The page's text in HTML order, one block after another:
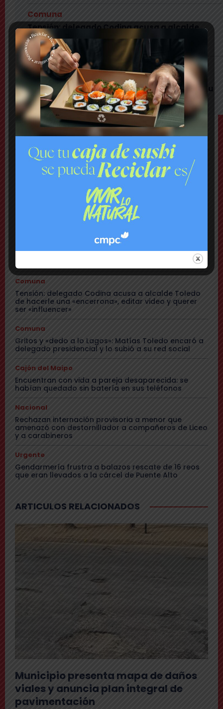
Comuna
Tensión: delegado Codina acusa a alcalde
Toledo de hacerle una «encerrona», editar
video y querer ser «influencer»
Comuna
Gritos y «dedo a lo Lagos»: Matías Toledo
encaró a delegado presidencial y lo subió a su
red social
TEMAS
Nacional
Lanzan plataforma para denunciar negocios
Municipio presenta mapa de daños viales y anuncia
plan integral de pavimentación
Delincuentes realizan violento turbazo en Puente
Comuna
Tensión: delegado Codina acusa a alcalde Toledo
de hacerle una «encerrona», editar video y querer
ser «influencer»
Comuna
Gritos y «dedo a lo Lagos»: Matías Toledo encaró a
delegado presidencial y lo subió a su red social
Cajón del Maipo
Encuentran con vida a pareja desaparecida: se
habían quedado sin batería en sus teléfonos
Nacional
Rechazan internación provisoria a menor que
amenazó con destornillador a compañeros de Liceo
y a carabineros
Urgente
Gendarmería frustra a balazos rescate de 16 reos
que eran llevados a la cárcel de Puente Alto
ARTICULOS RELACIONADOS
Municipio presenta mapa de daños
viales y anuncia plan integral de
pavimentación